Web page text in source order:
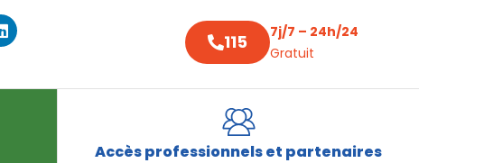
Linkedin
115
7j/7 – 24h/24
Gratuit
Accès professionnels et partenaires